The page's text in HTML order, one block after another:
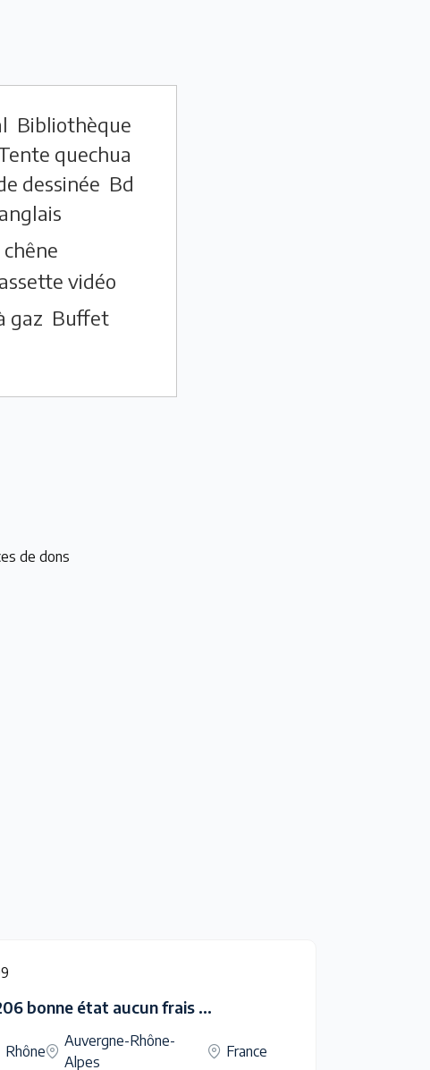
Bibliothèque
quechua
dessinée Bd
vidéo
gaz Buffet
de dons
Donne PEUGEOT 206 bonne état aucun frais à prévoir
Rhône
Auvergne-Rhône-
Alpes
France